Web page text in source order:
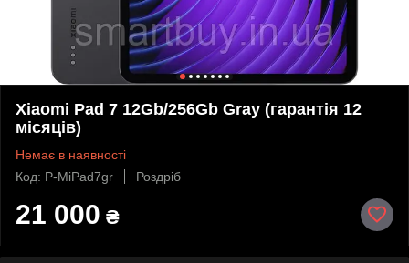
Xiaomi Pad 7 12Gb/256Gb Gray (гарантія 12
місяців)
Немає в наявності
Код: P-MiPad7gr
Роздріб
21 000 ₴